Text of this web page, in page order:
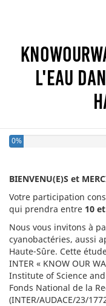
l'eau
0%
BIENVENU(E)S et
Votre participation
qui prendra entre 10
Nous vous invitons à
cyanobactéries, aussi
Haute-Sûre. Cette
INTER « KNOW OUR
Institute of Science
Fonds National de la
(INTER/AUDACE/23/